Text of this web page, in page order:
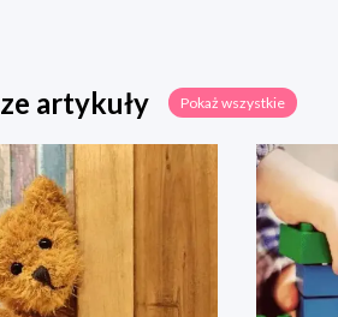
artykuły Pokaż wszystkie